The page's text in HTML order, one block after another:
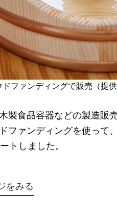
ドファンディングで販売（提供
製食品容器などの製造販
ファンディングを使って
トしました。
をみる